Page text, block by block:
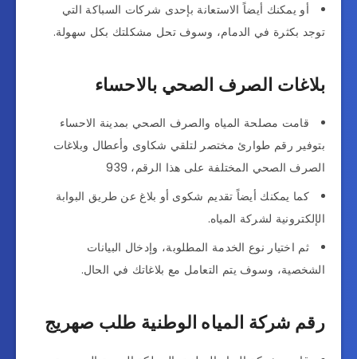
أو يمكنك أيضاً الاستعانة بإحدى شركات السباكة التي
توجد بكثرة في الدمام، وسوف تحل مشكلتك بكل سهولة.
بلاغات الصرف الصحي بالاحساء
قامت مصلحة المياه والصرف الصحي بمدينة الاحساء
بتوفير رقم طوارئ مختصر لتلقي شكاوى وأعطال وبلاغات
الصرف الصحي المختلفة على هذا الرقم، 939
كما يمكنك أيضاً تقديم شكوى أو بلاغ عن طريق البوابة
الإلكترونية لشركة المياه.
ثم اختيار نوع الخدمة المطلوبة، وإدخال البيانات
الشخصية، وسوف يتم التعامل مع بلاغاتك في الحال.
رقم شركة المياه الوطنية طلب صهريج